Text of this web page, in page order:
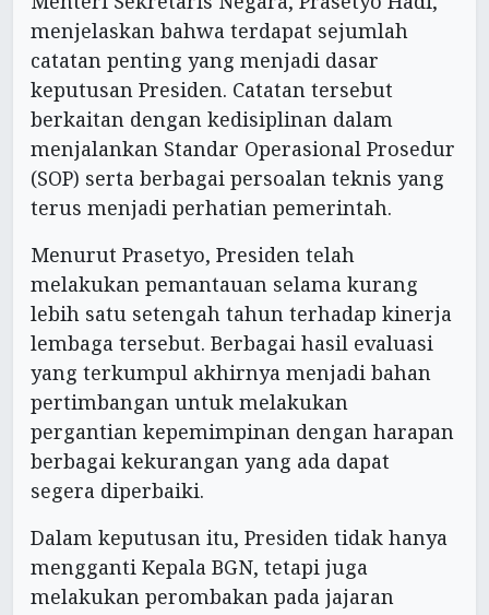
menjelaskan bahwa terdapat sejumlah
catatan penting yang menjadi dasar
keputusan Presiden. Catatan tersebut
berkaitan dengan kedisiplinan dalam
menjalankan Standar Operasional Prosedur
(SOP) serta berbagai persoalan teknis yang
terus menjadi perhatian pemerintah.
Menurut Prasetyo, Presiden telah
melakukan pemantauan selama kurang
lebih satu setengah tahun terhadap kinerja
lembaga tersebut. Berbagai hasil evaluasi
yang terkumpul akhirnya menjadi bahan
pertimbangan untuk melakukan
pergantian kepemimpinan dengan harapan
berbagai kekurangan yang ada dapat
segera diperbaiki.
Dalam keputusan itu, Presiden tidak hanya
mengganti Kepala BGN, tetapi juga
melakukan perombakan pada jajaran